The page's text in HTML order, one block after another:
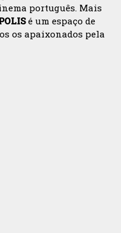
português. Mais
é um espaço de
os apaixonados pela